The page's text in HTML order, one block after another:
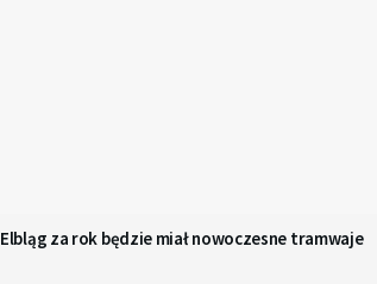
Elbląg za rok będzie miał nowoczesne tramwaje